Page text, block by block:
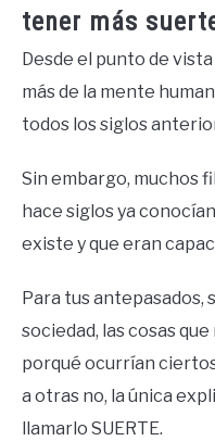
tener más
Desde el punto de
más de la mente
todos los siglos
Sin embargo, muchos
hace siglos ya
existe y que eran
Para tus antepasados,
sociedad, las cosas
porqué ocurrían
a otras no, la única
llamarlo SUERTE.